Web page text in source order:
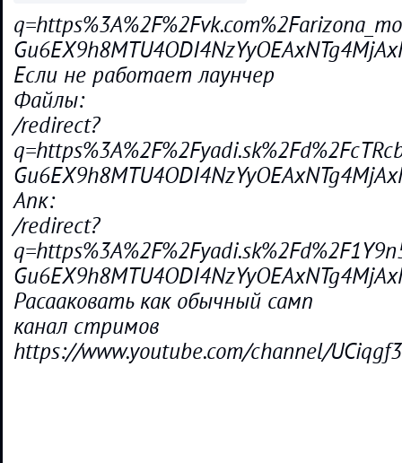
Если не работает лаунчер
Файлы:
/redirect?
Апк:
/redirect?
Расааковать как обычный самп
канал стримов
https://www.youtube.com/channel/